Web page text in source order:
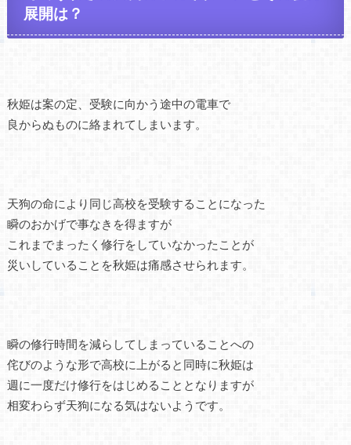
展開は？
秋姫は案の定、受験に向かう途中の電車で
良からぬものに絡まれてしまいます。
天狗の命により同じ高校を受験することになった
瞬のおかげで事なきを得ますが
これまでまったく修行をしていなかったことが
災いしていることを秋姫は痛感させられます。
瞬の修行時間を減らしてしまっていることへの
侘びのような形で高校に上がると同時に秋姫は
週に一度だけ修行をはじめることとなりますが
相変わらず天狗になる気はないようです。